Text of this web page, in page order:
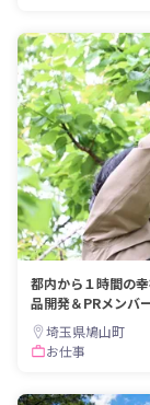
都内から１時間の
品開発＆PRメンバ
埼玉県鳩山町
お仕事